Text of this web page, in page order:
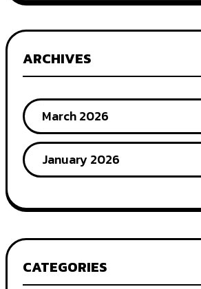
ARCHIVES
March 2026
January 2026
CATEGORIES